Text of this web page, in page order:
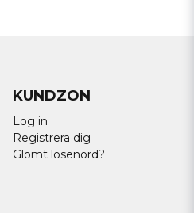
KUNDZON
Log in
Registrera dig
Glömt lösenord?